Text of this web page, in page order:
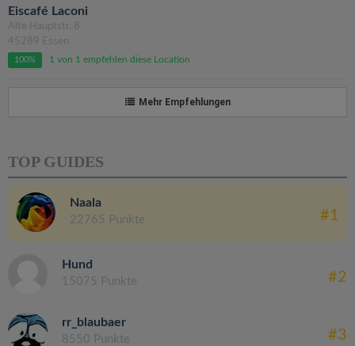
Eiscafé Laconi
Alte Hauptstr. 8
45289 Essen
100% 1 von 1 empfehlen diese Location
Mehr Empfehlungen
TOP GUIDES
Naala
22765 Punkte #1
Hund
15075 Punkte #2
rr_blaubaer
8550 Punkte #3